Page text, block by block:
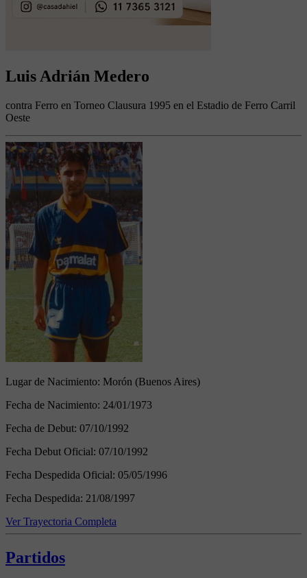
Luis Adrián Medero
contra Ferro en Torneo Clausura 1995 en el Estadio de Ferro Carril
Oeste
Lugar de Nacimiento: Morón (Buenos Aires)
Fecha de Nacimiento: 24/01/1973
Fecha de Debut: 07/10/1992
Fecha Debut Oficial: 07/10/1992
Fecha Despedida Oficial: 05/05/1996
Fecha Despedida: 21/08/1997
Ver Trayectoria Completa
Partidos